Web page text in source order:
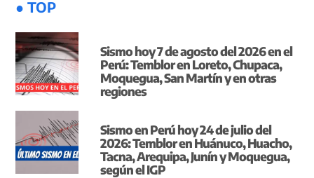
● TOP
Sismo hoy 7 de agosto del 2026 en el
Perú: Temblor en Loreto, Chupaca,
Moquegua, San Martín y en otras
regiones
Sismo en Perú hoy 24 de julio del
2026: Temblor en Huánuco, Huacho,
Tacna, Arequipa, Junín y Moquegua,
según el IGP